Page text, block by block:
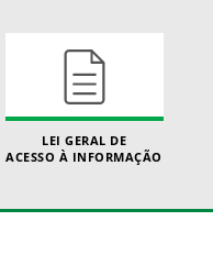
LEI GERAL DE
ACESSO À INFORMAÇÃO